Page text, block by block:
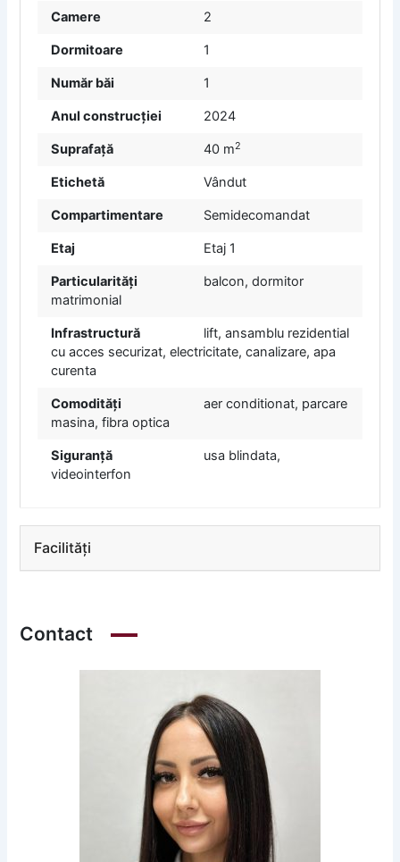
Camere 2
Dormitoare 1
Număr băi 1
Anul construcției 2024
Suprafață 40 m2
Etichetă Vândut
Compartimentare Semidecomandat
Etaj Etaj 1
Particularități
balcon, dormitor
matrimonial
Infrastructură
lift, ansamblu rezidential
cu acces securizat, electricitate, canalizare, apa
curenta
Comodități
aer conditionat, parcare
masina, fibra optica
Siguranță
usa blindata,
videointerfon
Facilități
Contact